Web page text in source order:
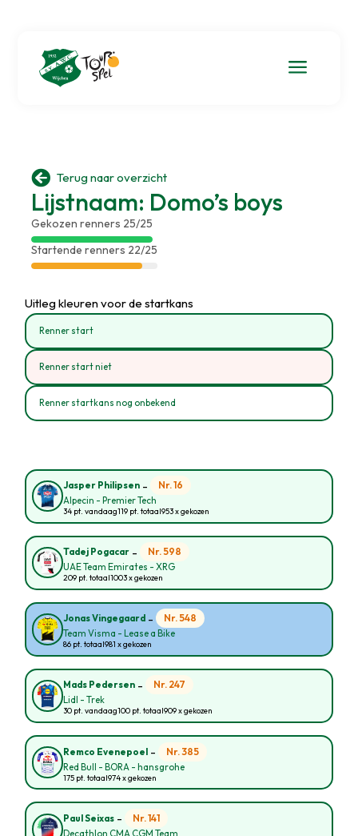
a
 Terug naar overzicht
Lijstnaam: Domo’s boys
Gekozen renners 25/25
Startende renners 22/25
Uitleg kleuren voor de startkans
Renner start
Renner start niet
Renner startkans nog onbekend
Jasper Philipsen - Nr. 16
Alpecin - Premier Tech
34 pt. vandaag119 pt. totaal953 x gekozen
Tadej Pogacar - Nr. 598
UAE Team Emirates - XRG
209 pt. totaal1003 x gekozen
Jonas Vingegaard - Nr. 548
Team Visma - Lease a Bike
86 pt. totaal981 x gekozen
Mads Pedersen - Nr. 247
Lidl - Trek
30 pt. vandaag100 pt. totaal909 x gekozen
Remco Evenepoel - Nr. 385
Red Bull - BORA - hansgrohe
175 pt. totaal974 x gekozen
Paul Seixas - Nr. 141
Decathlon CMA CGM Team